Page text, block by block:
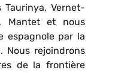
Taurinya, Vernet-
Mantet et nous
espagnole par la
Nous rejoindrons
de la frontière